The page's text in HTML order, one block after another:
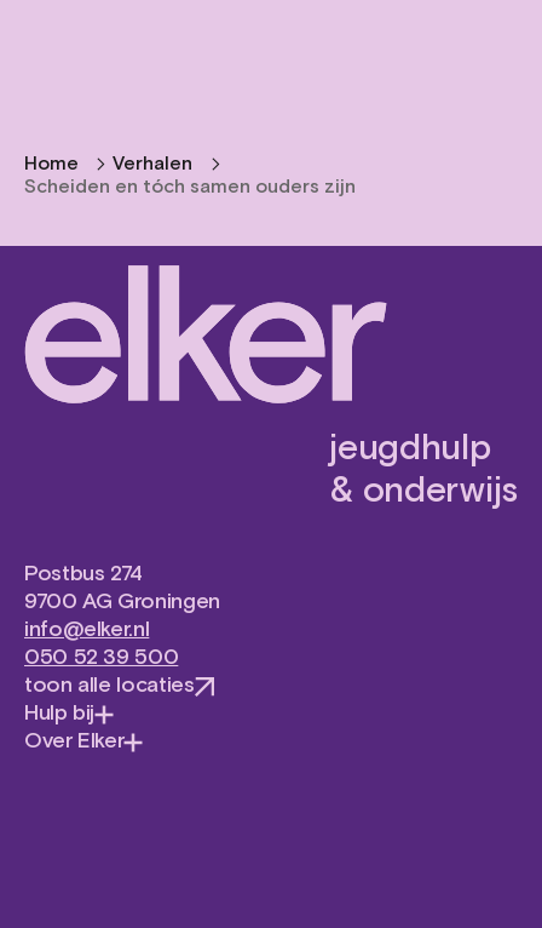
Home
Verhalen
Scheiden en tóch samen ouders zijn
jeugdhulp
& onderwijs
Postbus 274
9700 AG Groningen
info@elker.nl
050 52 39 500
toon alle locaties
Hulp bij
Over Elker